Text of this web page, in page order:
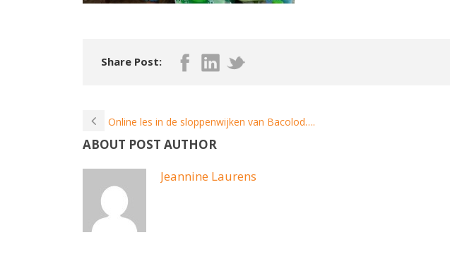
Share Post:
Online les in de sloppenwijken van Bacolod….
ABOUT POST AUTHOR
Jeannine Laurens